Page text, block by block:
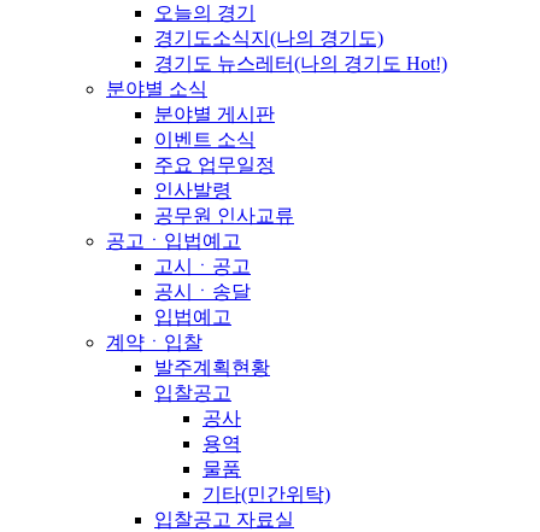
오늘의 경기
경기도소식지(나의 경기도)
경기도 뉴스레터(나의 경기도 Hot!)
분야별 소식
분야별 게시판
이벤트 소식
주요 업무일정
인사발령
공무원 인사교류
공고ㆍ입법예고
고시ㆍ공고
공시ㆍ송달
입법예고
계약ㆍ입찰
발주계획현황
입찰공고
공사
용역
물품
기타(민간위탁)
입찰공고 자료실